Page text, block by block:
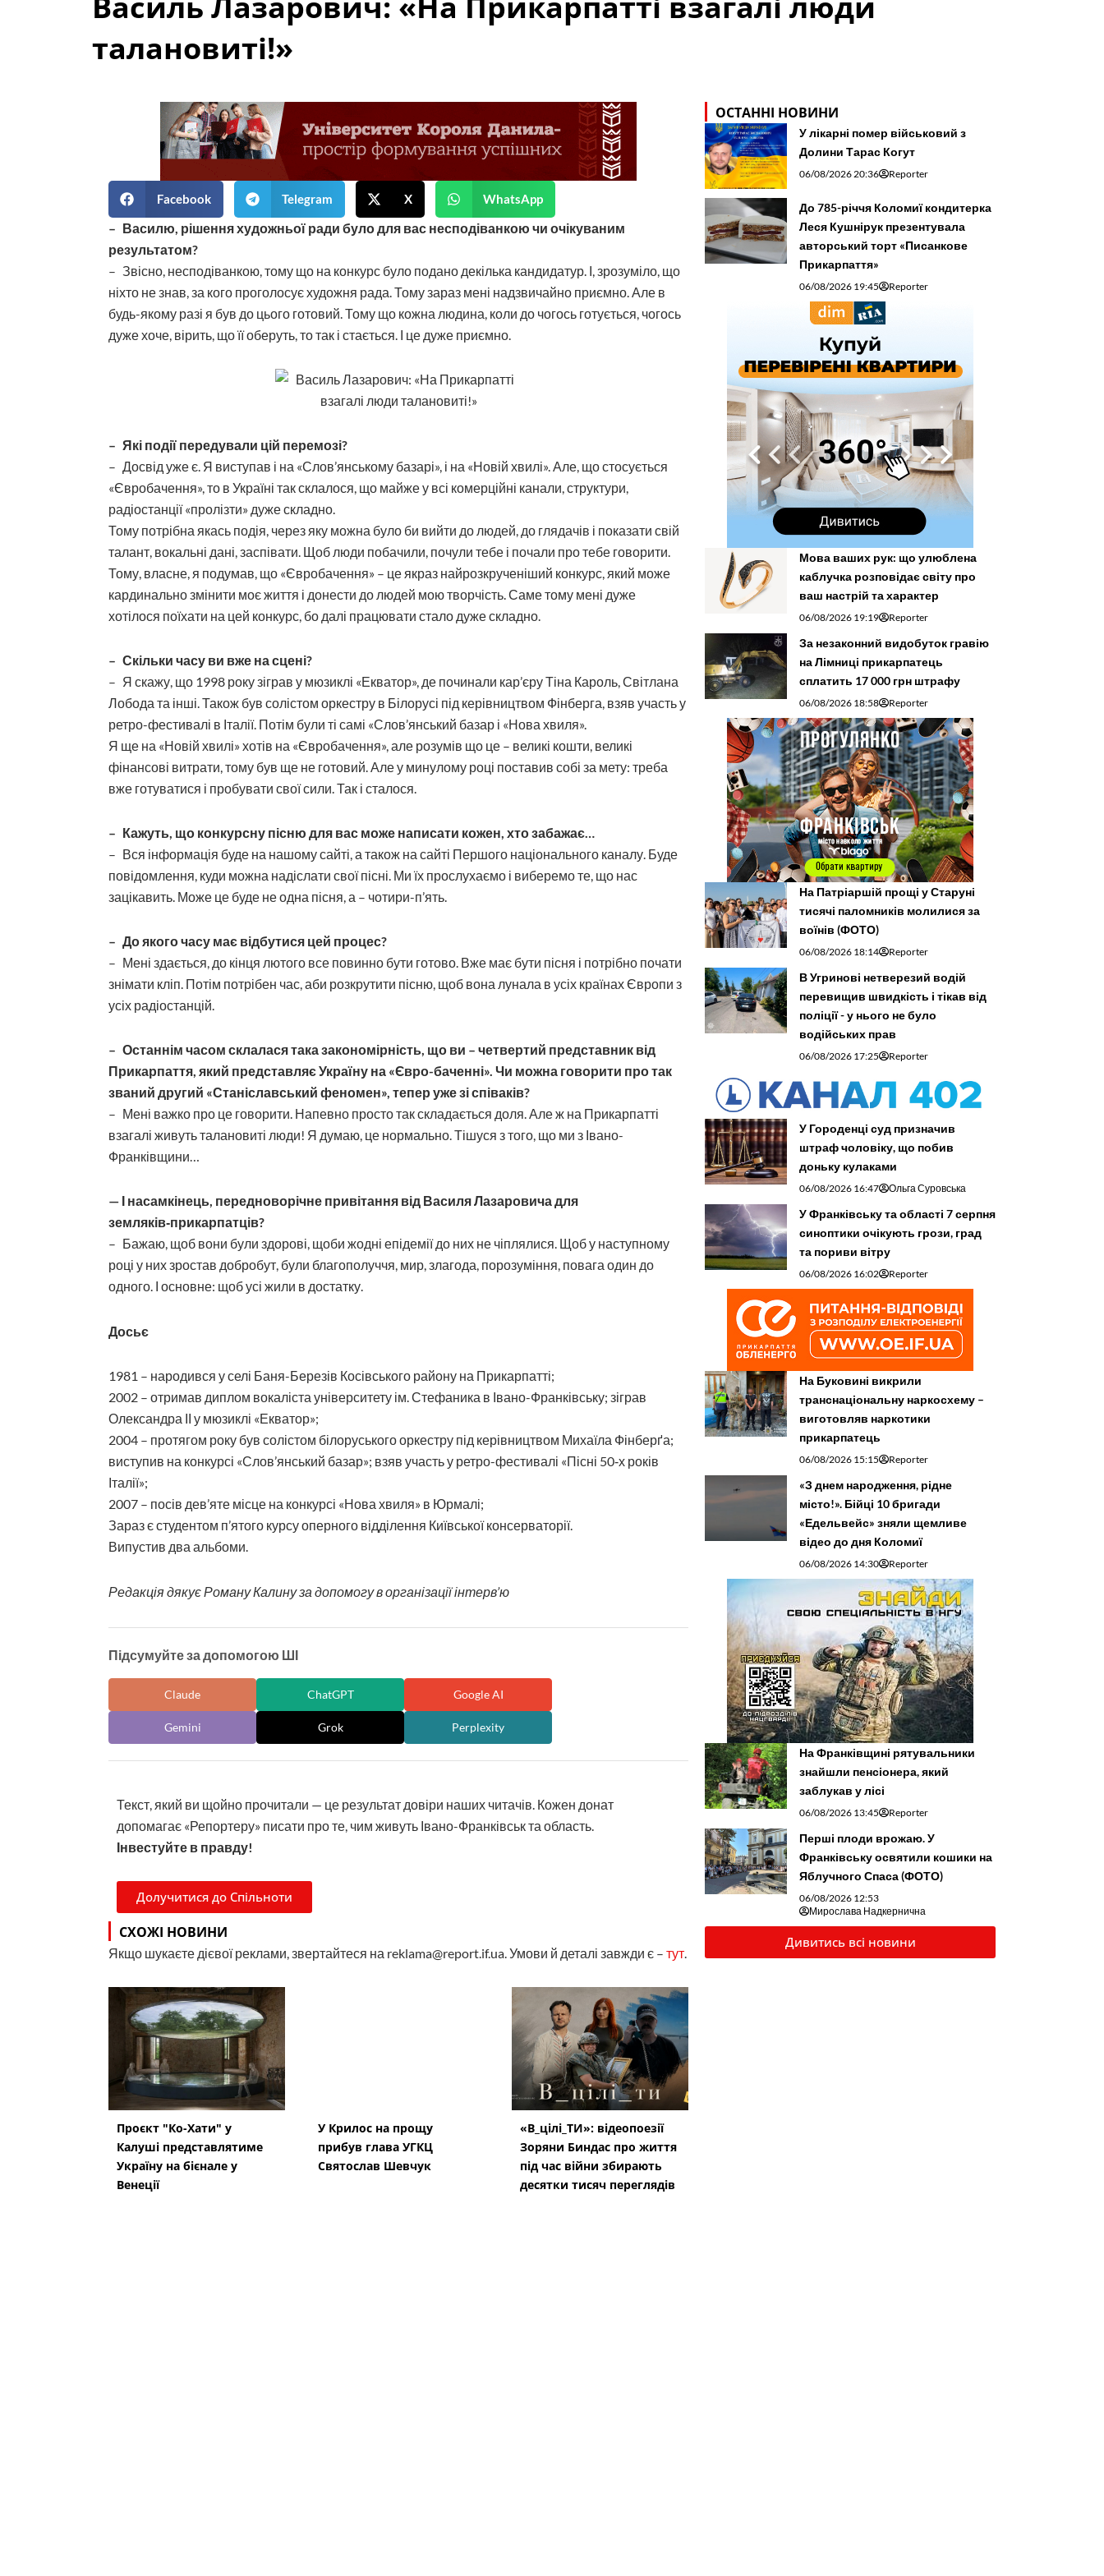
талановиті!»
Facebook Telegram X WhatsApp
– Василю, рішення художньої ради було для вас несподіванкою чи очікуваним
результатом?
– Звісно, несподіванкою, тому що на конкурс було подано декілька кандидатур. І, зрозуміло, що
ніхто не знав, за кого проголосує художня рада. Тому зараз мені надзвичайно приємно. Але в
будь-якому разі я був до цього готовий. Тому що кожна людина, коли до чогось готується, чогось
дуже хоче, вірить, що її оберуть, то так і стається. І це дуже приємно.
– Які події передували цій перемозі?
– Досвід уже є. Я виступав і на «Слов’янському базарі», і на «Новій хвилі». Але, що стосується
«Євробачення», то в Україні так склалося, що майже у всі комерційні канали, структури,
радіостанції «пролізти» дуже складно.
Тому потрібна якась подія, через яку можна було би вийти до людей, до глядачів і показати свій
талант, вокальні дані, заспівати. Щоб люди побачили, почули тебе і почали про тебе говорити.
Тому, власне, я подумав, що «Євробачення» – це якраз найрозкрученіший конкурс, який може
кардинально змінити моє життя і донести до людей мою творчість. Саме тому мені дуже
хотілося поїхати на цей конкурс, бо далі працювати стало дуже складно.
– Скільки часу ви вже на сцені?
– Я скажу, що 1998 року зіграв у мюзиклі «Екватор», де починали кар’єру Тіна Кароль, Світлана
Лобода та інші. Також був солістом оркестру в Білорусі під керівництвом Фінберга, взяв участь у
ретро-фестивалі в Італії. Потім були ті самі «Слов’янський базар і «Нова хвиля».
Я ще на «Новій хвилі» хотів на «Євробачення», але розумів що це – великі кошти, великі
фінансові витрати, тому був ще не готовий. Але у минулому році поставив собі за мету: треба
вже готуватися і пробувати свої сили. Так і сталося.
– Кажуть, що конкурсну пісню для вас може написати кожен, хто забажає…
– Вся інформація буде на нашому сайті, а також на сайті Першого національного каналу. Буде
повідомлення, куди можна надіслати свої пісні. Ми їх прослухаємо і виберемо те, що нас
зацікавить. Може це буде не одна пісня, а – чотири-п’ять.
– До якого часу має відбутися цей процес?
– Мені здається, до кінця лютого все повинно бути готово. Вже має бути пісня і потрібно почати
знімати кліп. Потім потрібен час, аби розкрутити пісню, щоб вона лунала в усіх країнах Європи з
усіх радіостанцій.
– Останнім часом склалася така закономірність, що ви – четвертий представник від
Прикарпаття, який представляє Україну на «Євро-баченні». Чи можна говорити про так
званий другий «Станіславський феномен», тепер уже зі співаків?
– Мені важко про це говорити. Напевно просто так складається доля. Але ж на Прикарпатті
взагалі живуть талановиті люди! Я думаю, це нормально. Тішуся з того, що ми з Івано-
Франківщини…
— І насамкінець, передноворічне привітання від Василя Лазаровича для
земляків‑прикарпатців?
– Бажаю, щоб вони були здорові, щоби жодні епідемії до них не чіплялися. Щоб у наступному
році у них зростав добробут, були благополуччя, мир, злагода, порозуміння, повага один до
одного. І основне: щоб усі жили в достатку.
Досьє
1981 – народився у селі Баня-Березів Косівського району на Прикарпатті;
2002 – отримав диплом вокаліста університету ім. Стефаника в Івано-Франківську; зіграв
Олександра ІІ у мюзиклі «Екватор»;
2004 – протягом року був солістом білоруського оркестру під керівництвом Михаїла Фінберґа;
виступив на конкурсі «Слов’янський базар»; взяв участь у ретро-фестивалі «Пісні 50‑х років
Італії»;
2007 – посів дев’яте місце на конкурсі «Нова хвиля» в Юрмалі;
Зараз є студентом п’ятого курсу оперного відділення Київської консерваторії.
Випустив два альбоми.
Редакція дякує Роману Калину за допомогу в організації інтерв’ю
Підсумуйте за допомогою ШІ
Claude ChatGPT Google AI
Gemini Grok Perplexity
Текст, який ви щойно прочитали — це результат довіри наших читачів. Кожен донат
допомагає «Репортеру» писати про те, чим живуть Івано-Франківськ та область.
Інвестуйте в правду!
Долучитися до Спільноти
СХОЖІ НОВИНИ
Якщо шукаєте дієвої реклами, звертайтеся на reklama@report.if.ua. Умови й деталі завжди є – тут
Проєкт "Ко-Хати" у
Калуші представлятиме
Україну на бієнале у
Венеції
У Крилос на прощу
прибув глава УГКЦ
Святослав Шевчук
«В_цілі_ТИ»: відеопоезії
Зоряни Биндас про життя
під час війни збирають
десятки тисяч переглядів
ОСТАННІ НОВИНИ
У лікарні помер військовий з
Долини Тарас Когут
06/08/2026 20:36 Reporter
До 785-річчя Коломиї кондитерка
Леся Кушнірук презентувала
авторський торт «Писанкове
Прикарпаття»
06/08/2026 19:45 Reporter
Мова ваших рук: що улюблена
каблучка розповідає світу про
ваш настрій та характер
06/08/2026 19:19 Reporter
За незаконний видобуток гравію
на Лімниці прикарпатець
сплатить 17 000 грн штрафу
06/08/2026 18:58 Reporter
На Патріаршій прощі у Старуні
тисячі паломників молилися за
воїнів (ФОТО)
06/08/2026 18:14 Reporter
В Угринові нетверезий водій
перевищив швидкість і тікав від
поліції - у нього не було
водійських прав
06/08/2026 17:25 Reporter
У Городенці суд призначив
штраф чоловіку, що побив
доньку кулаками
06/08/2026 16:47 Ольга Суровська
У Франківську та області 7 серпня
синоптики очікують грози, град
та пориви вітру
06/08/2026 16:02 Reporter
На Буковині викрили
транснаціональну наркосхему –
виготовляв наркотики
прикарпатець
06/08/2026 15:15 Reporter
«З днем народження, рідне
місто!». Бійці 10 бригади
«Едельвейс» зняли щемливе
відео до дня Коломиї
06/08/2026 14:30 Reporter
На Франківщині рятувальники
знайшли пенсіонера, який
заблукав у лісі
06/08/2026 13:45 Reporter
Перші плоди врожаю. У
Франківську освятили кошики на
Яблучного Спаса (ФОТО)
06/08/2026 12:53
Мирослава Надкернична
Дивитись всі новини